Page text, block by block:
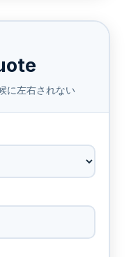
に左右されない